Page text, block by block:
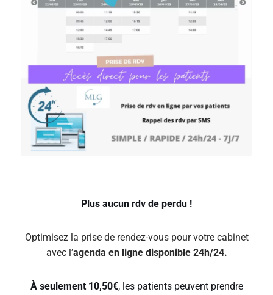
Plus aucun rdv de perdu !
Optimisez la prise de rendez-vous pour votre cabinet
avec l’agenda en ligne disponible 24h/24.
À seulement 10,50€, les patients peuvent prendre